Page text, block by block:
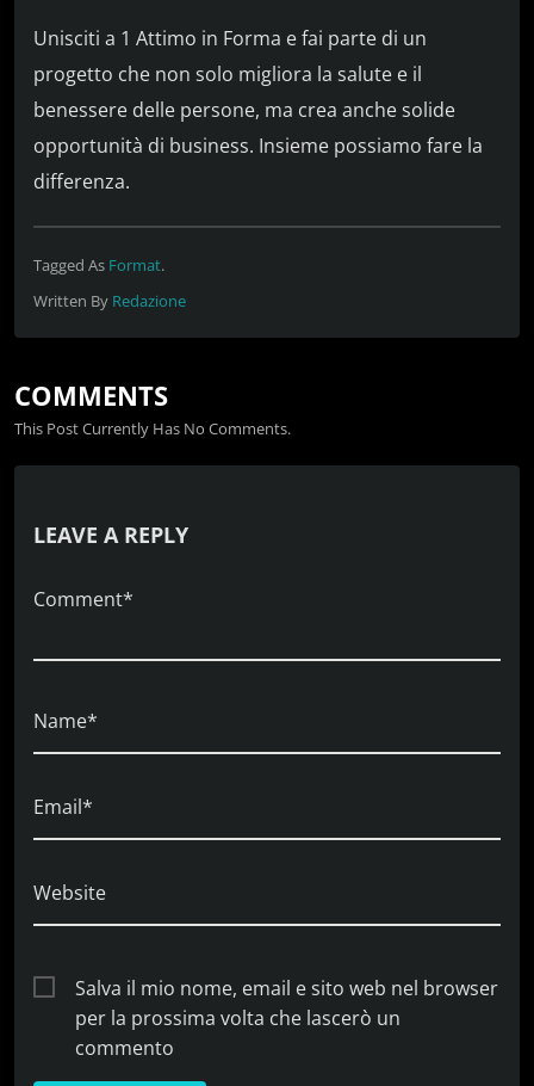
Unisciti a 1 Attimo in Forma e fai parte di un
progetto che non solo migliora la salute e il
benessere delle persone, ma crea anche solide
opportunità di business. Insieme possiamo fare la
differenza.
Tagged As Format.
Written By Redazione
COMMENTS
This Post Currently Has No Comments.
LEAVE A REPLY
Comment*
Name*
Email*
Website
Salva il mio nome, email e sito web nel browser
per la prossima volta che lascerò un
commento